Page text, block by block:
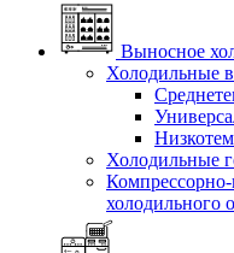
Выносное
Холодильные
Холодильные
холодильного